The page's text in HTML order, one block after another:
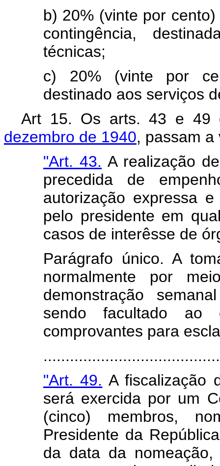
b) 20% (vinte por
contingência,
técnicas;
c) 20% (vinte por
destinado aos serviços
Art 15. Os arts. 43 e
dezembro de 1940, passam
"Art. 43. A realização
precedida de
autorização expressa
pelo presidente em
casos de interêsse de
Parágrafo único. A
normalmente por
demonstração
sendo facultado ao
comprovantes para
"Art. 49. A fiscalização
será exercida por um
(cinco) membros,
Presidente da
da data da